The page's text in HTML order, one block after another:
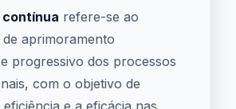
contínua refere-se ao
de aprimoramento
progressivo dos processos
com o objetivo de
e a eficácia nas